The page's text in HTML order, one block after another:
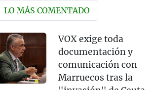
LO MÁS COMENTADO
VOX exige toda
documentación y
comunicación con
Marruecos tras la